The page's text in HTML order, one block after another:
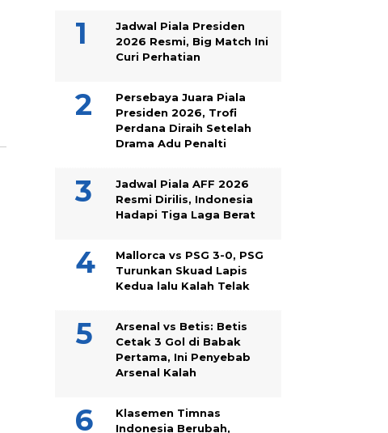
Jadwal Piala Presiden
2026 Resmi, Big Match Ini
Curi Perhatian
Persebaya Juara Piala
Presiden 2026, Trofi
Perdana Diraih Setelah
Drama Adu Penalti
Jadwal Piala AFF 2026
Resmi Dirilis, Indonesia
Hadapi Tiga Laga Berat
Mallorca vs PSG 3-0, PSG
Turunkan Skuad Lapis
Kedua lalu Kalah Telak
Arsenal vs Betis: Betis
Cetak 3 Gol di Babak
Pertama, Ini Penyebab
Arsenal Kalah
Klasemen Timnas
Indonesia Berubah,